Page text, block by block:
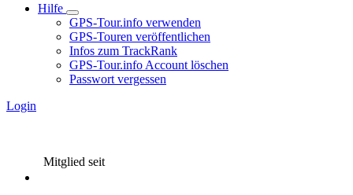
Hilfe
GPS-Tour.info verwenden
GPS-Touren veröffentlichen
Infos zum TrackRank
GPS-Tour.info Account löschen
Passwort vergessen
Login
Mitglied seit